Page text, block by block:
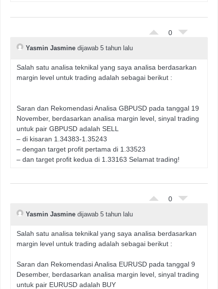
0
Yasmin Jasmine dijawab 5 tahun lalu
Salah satu analisa teknikal yang saya analisa berdasarkan
margin level untuk trading adalah sebagai berikut :
Saran dan Rekomendasi Analisa GBPUSD pada tanggal 19
November, berdasarkan analisa margin level, sinyal trading
untuk pair GBPUSD adalah SELL
– di kisaran 1.34383-1.35243
– dengan target profit pertama di 1.33523
– dan target profit kedua di 1.33163 Selamat trading!
0
Yasmin Jasmine dijawab 5 tahun lalu
Salah satu analisa teknikal yang saya analisa berdasarkan
margin level untuk trading adalah sebagai berikut :
Saran dan Rekomendasi Analisa EURUSD pada tanggal 9
Desember, berdasarkan analisa margin level, sinyal trading
untuk pair EURUSD adalah BUY